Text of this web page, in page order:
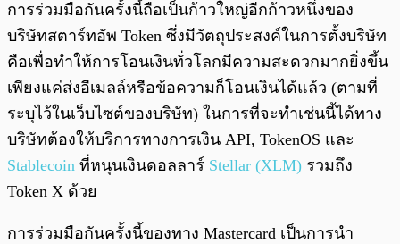
การร่วมมือกันครั้งนี้ถือเป็นก้าวใหญ่อีกก้าวหนึ่งของ
บริษัทสตาร์ทอัพ Token ซึ่งมีวัตถุประสงค์ในการตั้งบริษัท
คือเพื่อทำให้การโอนเงินทั่วโลกมีความสะดวกมากยิ่งขึ้น
เพียงแค่ส่งอีเมลล์หรือข้อความก็โอนเงินได้แล้ว (ตามที่
ระบุไว้ในเว็บไซต์ของบริษัท) ในการที่จะทำเช่นนี้ได้ทาง
บริษัทต้องให้บริการทางการเงิน API, TokenOS และ
Stablecoin ที่หนุนเงินดอลลาร์ Stellar (XLM) รวมถึง
Token X ด้วย
การร่วมมือกันครั้งนี้ของทาง Mastercard เป็นการนำ